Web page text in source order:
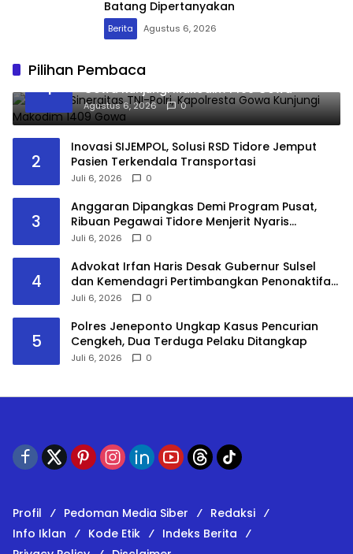
Batang Dipertanyakan
Berita Agustus 6, 2026
Pilihan Pembaca
1
Perkuat Sinergitas TNI-Polri, Kapolresta
Gowa Kunjungi Makodim 1409 Gowa
Agustus 6, 2026 0
2
Inovasi SIJEMPOL, Solusi RSD Tidore Jemput
Pasien Terkendala Transportasi
Juli 6, 2026 0
3
​Anggaran Dipangkas Demi Program Pusat,
Ribuan Pegawai Tidore Menjerit Nyaris
Nganggur
Juli 6, 2026 0
4
Advokat Irfan Haris Desak Gubernur Sulsel
dan Kemendagri Pertimbangkan Penonaktifan
Bupati Gowa
Juli 6, 2026 0
5
Polres Jeneponto Ungkap Kasus Pencurian
Cengkeh, Dua Terduga Pelaku Ditangkap
Juli 6, 2026 0
Profil Pedoman Media Siber
Redaksi
Info Iklan
Kode Etik
Indeks Berita